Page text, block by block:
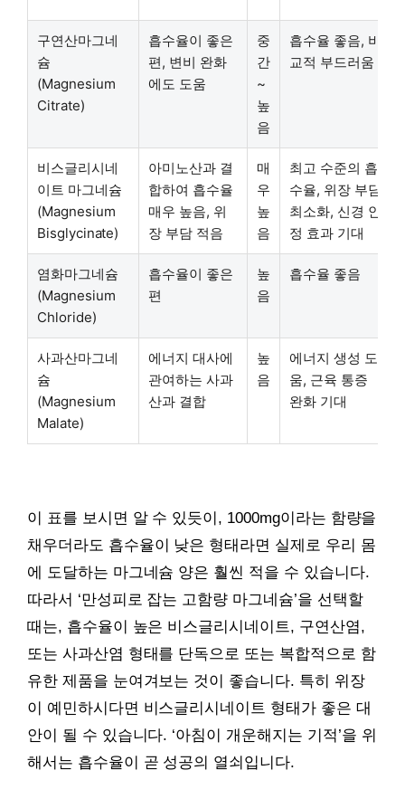
구연산마그네
슘
(Magnesium
Citrate)
흡수율이 좋은
편, 변비 완화
에도 도움
중
간
~
높
음
흡수율 좋음, 비
교적 부드러움
비스글리시네
이트 마그네슘
(Magnesium
Bisglycinate)
아미노산과 결
합하여 흡수율
매우 높음, 위
장 부담 적음
매
우
높
음
최고 수준의 흡
수율, 위장 부담
최소화, 신경 안
정 효과 기대
염화마그네슘
(Magnesium
Chloride)
흡수율이 좋은
편
높
음
흡수율 좋음
사과산마그네
슘
(Magnesium
Malate)
에너지 대사에
관여하는 사과
산과 결합
높
음
에너지 생성 도
움, 근육 통증
완화 기대
이 표를 보시면 알 수 있듯이, 1000mg이라는 함량을
채우더라도 흡수율이 낮은 형태라면 실제로 우리 몸
에 도달하는 마그네슘 양은 훨씬 적을 수 있습니다.
따라서 ‘만성피로 잡는 고함량 마그네슘’을 선택할
때는, 흡수율이 높은 비스글리시네이트, 구연산염,
또는 사과산염 형태를 단독으로 또는 복합적으로 함
유한 제품을 눈여겨보는 것이 좋습니다. 특히 위장
이 예민하시다면 비스글리시네이트 형태가 좋은 대
안이 될 수 있습니다. ‘아침이 개운해지는 기적’을 위
해서는 흡수율이 곧 성공의 열쇠입니다.